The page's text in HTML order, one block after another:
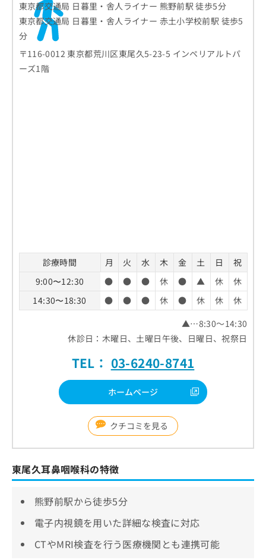
東京都交通局 日暮里・舎人ライナー 熊野前駅 徒歩5分
東京都交通局 日暮里・舎人ライナー 赤土小学校前駅 徒歩5
分
〒116-0012 東京都荒川区東尾久5-23-5 インペリアルトパ
ーズ1階
診療時間 月 火 水 木 金 土 日
祝
9:00〜12:30
● ● ● 休 ● ▲ 休
休
14:30〜18:30
● ● ● 休 ● 休 休
休
▲…8:30～14:30
休診日：木曜日、土曜日午後、日曜日、祝祭日
TEL： 03-6240-8741
ホームページ
クチコミを見る
東尾久耳鼻咽喉科の特徴
熊野前駅から徒歩5分
電子内視鏡を用いた詳細な検査に対応
CTやMRI検査を行う医療機関とも連携可能